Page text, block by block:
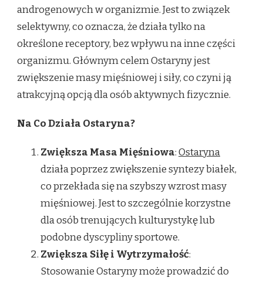
androgenowych w organizmie. Jest to związek
selektywny, co oznacza, że działa tylko na
określone receptory, bez wpływu na inne części
organizmu. Głównym celem Ostaryny jest
zwiększenie masy mięśniowej i siły, co czyni ją
atrakcyjną opcją dla osób aktywnych fizycznie.
Na Co Działa Ostaryna?
Zwiększa Masa Mięśniowa:Ostaryna
działa poprzez zwiększenie syntezy białek,
co przekłada się na szybszy wzrost masy
mięśniowej. Jest to szczególnie korzystne
dla osób trenujących kulturystykę lub
podobne dyscypliny sportowe.
Zwiększa Siłę i Wytrzymałość:
Stosowanie Ostaryny może prowadzić do